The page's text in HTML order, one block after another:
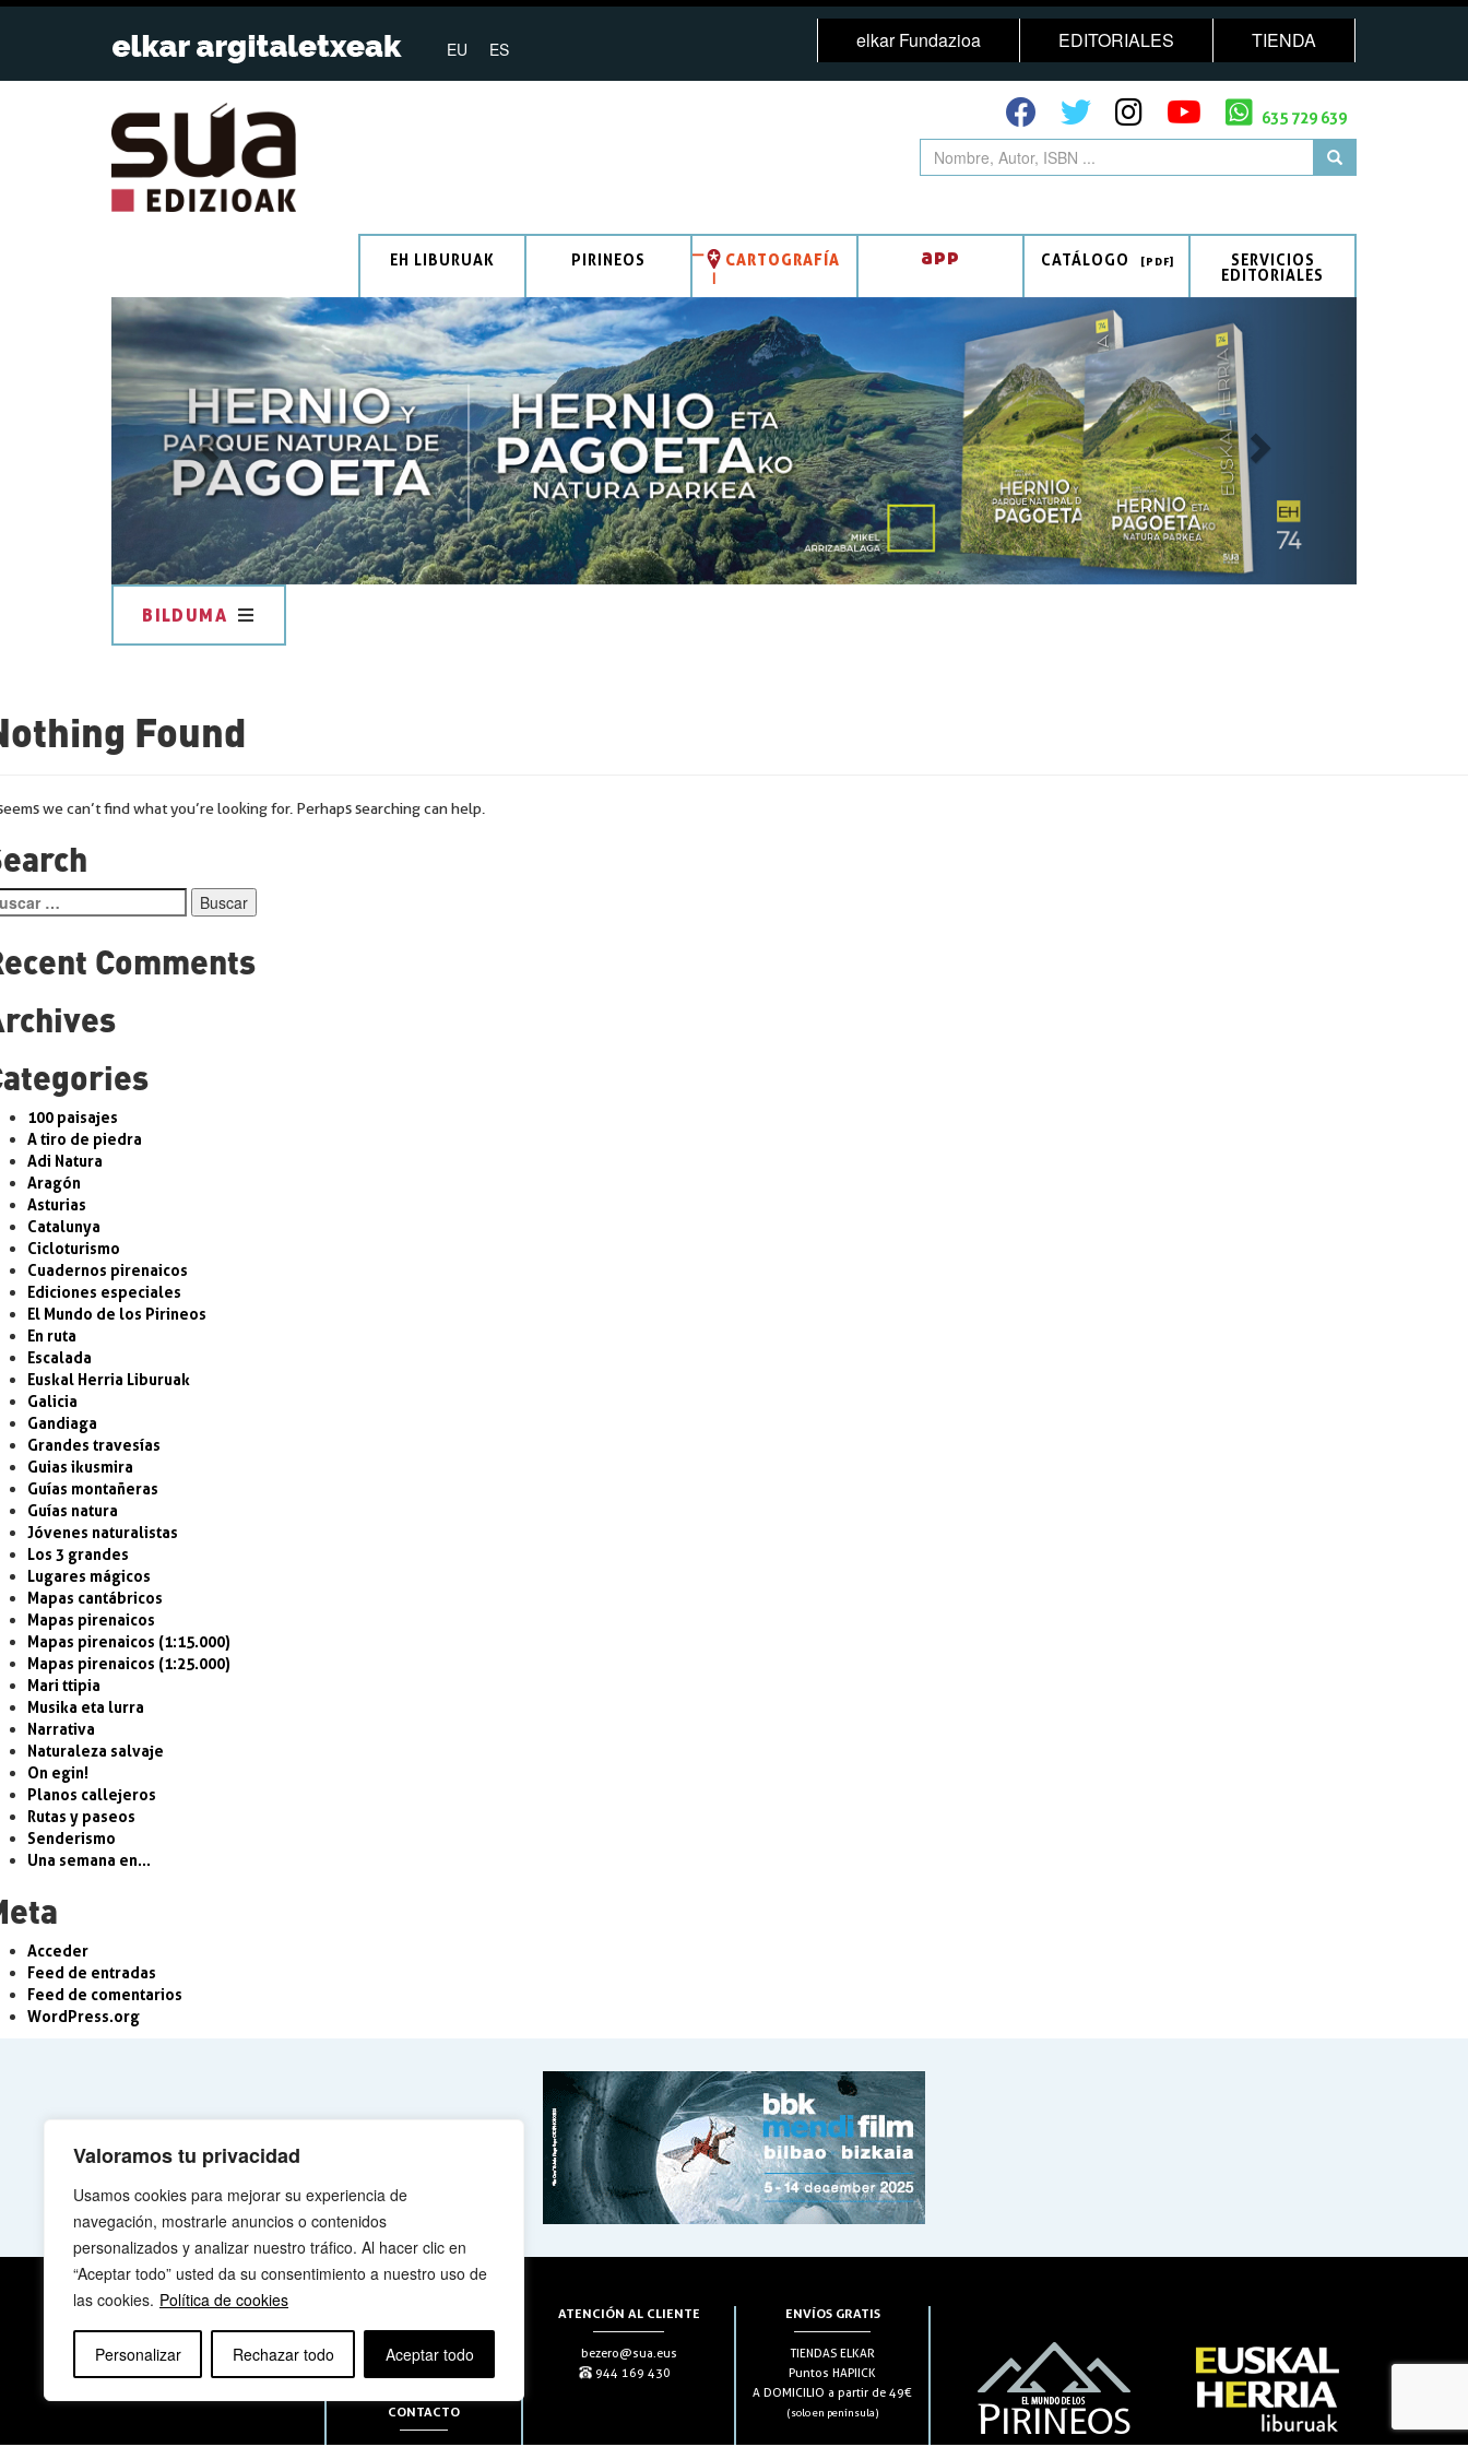
Valoramos tu privacidad
Usamos cookies para mejorar su experiencia de
navegación, mostrarle anuncios o contenidos
personalizados y analizar nuestro tráfico. Al hacer clic en
“Aceptar todo” usted da su consentimiento a nuestro uso de
las cookies. Política de cookies
Personalizar Rechazar todo Aceptar todo
EU ES elkar Fundazioa EDITORIALES TIENDA
635 729 639
EH LIBURUAK PIRINEOS CARTOGRAFÍA app CATÁLOGO
SERVICIOS
EDITORIALES
Previous
BILDUMA
Found
we can’t find what you’re looking for. Perhaps searching can help.
Comments
100 paisajes
A tiro de piedra
Adi Natura
Aragón
Asturias
Catalunya
Cicloturismo
Cuadernos pirenaicos
Ediciones especiales
El Mundo de los Pirineos
En ruta
Escalada
Euskal Herria Liburuak
Galicia
Gandiaga
Grandes travesías
Guias ikusmira
Guías montañeras
Guías natura
Jóvenes naturalistas
Los 3 grandes
Lugares mágicos
Mapas cantábricos
Mapas pirenaicos
Mapas pirenaicos (1:15.000)
Mapas pirenaicos (1:25.000)
Mari ttipia
Musika eta lurra
Narrativa
Naturaleza salvaje
On egin!
Planos callejeros
Rutas y paseos
Senderismo
Una semana en…
Acceder
Feed de entradas
Feed de comentarios
WordPress.org
CONTACTO
ATENCIÓN AL CLIENTE
bezero@sua.eus
944 169 430
ENVÍOS GRATIS
TIENDAS ELKAR
Puntos HAPIICK
A DOMICILIO a partir de 49€
(solo en península)